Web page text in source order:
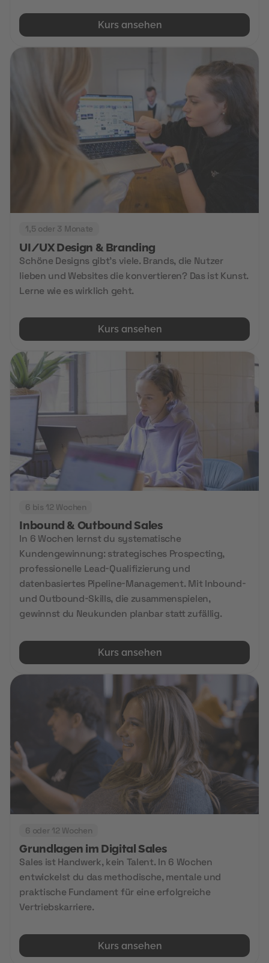
Kurs ansehen
1,5 oder 3 Monate
UI/UX Design & Branding
Schöne Designs gibt's viele. Brands, die Nutzer
lieben und Websites die konvertieren? Das ist Kunst.
Lerne wie es wirklich geht.
Kurs ansehen
6 bis 12 Wochen
Inbound & Outbound Sales
In 6 Wochen lernst du systematische
Kundengewinnung: strategisches Prospecting,
professionelle Lead-Qualifizierung und
datenbasiertes Pipeline-Management. Mit Inbound-
und Outbound-Skills, die zusammenspielen,
gewinnst du Neukunden planbar statt zufällig.
Kurs ansehen
6 oder 12 Wochen
Grundlagen im Digital Sales
Sales ist Handwerk, kein Talent. In 6 Wochen
entwickelst du das methodische, mentale und
praktische Fundament für eine erfolgreiche
Vertriebskarriere.
Kurs ansehen